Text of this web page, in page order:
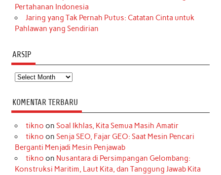
Pertahanan Indonesia
Jaring yang Tak Pernah Putus: Catatan Cinta untuk
Pahlawan yang Sendirian
ARSIP
Arsip
KOMENTAR TERBARU
tikno on Soal Ikhlas, Kita Semua Masih Amatir
tikno on Senja SEO, Fajar GEO: Saat Mesin Pencari
Berganti Menjadi Mesin Penjawab
tikno on Nusantara di Persimpangan Gelombang:
Konstruksi Maritim, Laut Kita, dan Tanggung Jawab Kita